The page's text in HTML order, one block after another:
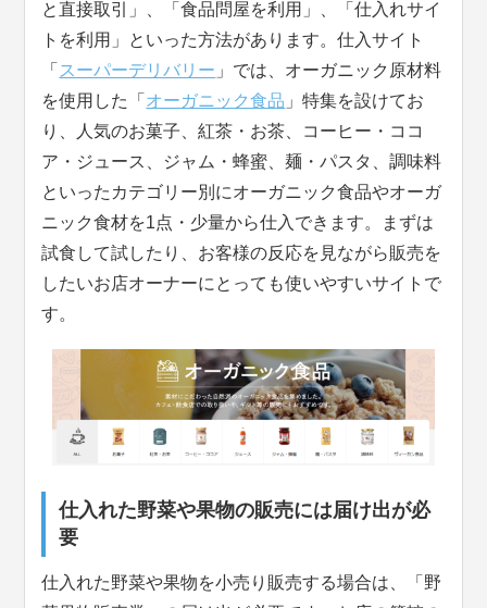
と直接取引」、「食品問屋を利用」、「仕入れサイ
トを利用」といった方法があります。仕入サイト
「 スーパーデリバリー 」では、オーガニック原材料
を使用した「 オーガニック食品 」特集を設けてお
り、人気のお菓子、紅茶・お茶、コーヒー・ココ
ア・ジュース、ジャム・蜂蜜、麺・パスタ、調味料
といったカテゴリー別にオーガニック食品やオーガ
ニック食材を1点・少量から仕入できます。まずは
試食して試したり、お客様の反応を見ながら販売を
したいお店オーナーにとっても使いやすいサイトで
す。
仕入れた野菜や果物の販売には届け出が必
要
仕入れた野菜や果物を小売り販売する場合は、「野